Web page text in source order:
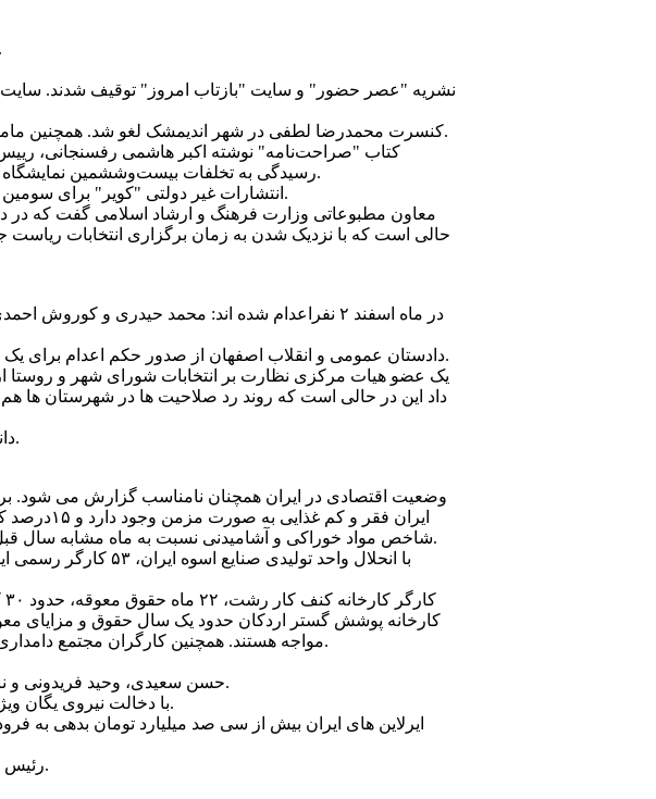
۱) علی غزالی، مدير مسئول و فواد صادقی، سردبير سايت بازتاب امروز بازداشت شدند.
۴) کنسرت محمدرضا لطفی در شهر انديمشک لغو شد. همچنين ماموران امنيتی مانع از برگزاری جلسه شرح مثنوی معنوی در حسينيه ارشاد تهران شدند.
رسيدگی به تخلفات بيست‌وششمين نمايشگاه بين‌المللی کتاب تهران از جمع‌آوری ۳۰۰ عنوان کتاب از بخش بين‌الملل نمايشگاه خبر داد.
۶) انتشارات غير دولتی "کوير" برای سومين سال متوالی توسط وزارت ارشاد از شرکت در نمايشگاه بين المللی کتاب محروم شد.
حالی است که با نزديک شدن به زمان برگزاری انتخابات رياست
۲) دادستان عمومی و انقلاب اصفهان از صدور حکم اعدام برای يک نفر در خمينی شهر خبر داد. اين مقام قضايی اتهام اين فرد را تجاوز به عنف اعلام کرد.
داد اين در حالی است که روند رد صلاحيت ها در شهرستان
۴) دانشکده اقتصاد دانشگاه شريف منحل شد. ده ها استاد اقتصاد به اين امر اعتراض کردند.
ايران
شاخص مواد خوراکی و آشاميدنی نسبت به ماه مشابه سال قبل ۵۹٫۶ درصد افزايش نشان می دهد و نرخ تورم دوازده ماهه اين گروه ۴۷٫۱ درصد است.
مواجه هستند. همچنين کارگران مجتمع دامداری مهاباد، ۱۶ ماه و کارگران ۶۰ واحد توليدی استان قزوين از ۲ تا ۲۴ ماه حقوق نگرفته اند.
۵) حسن سعيدی، وحيد فريدونی و ناصر محرم‌زاده که در شرکت واحد تهران مشغول به کار بودند از کار اخراج شده‌ بودند.
۶) با دخالت نيروی يگان ويژه پليس، اعتصاب کارگران کارخانه ذوب مس خاتون آباد در استان کرمان بر هم خورد.
۸) رئيس سازمان نظام پزشکی ايران از غيرفعال‌ يا بيکاربودن ۴۰ هزار پزشک در کشور خبر داد.